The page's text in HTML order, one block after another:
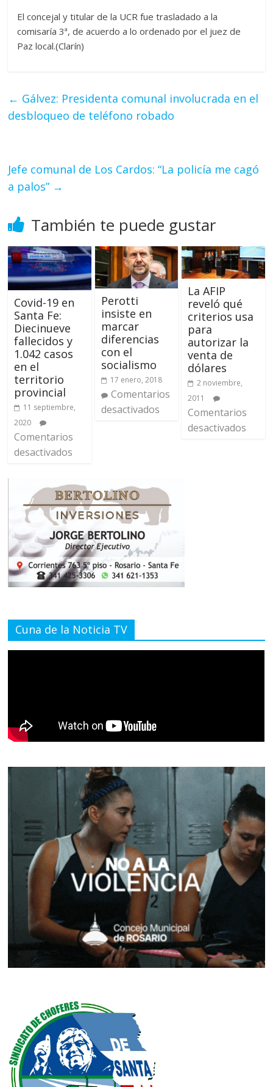
El concejal y titular de la UCR fue trasladado a la
comisaría 3ª, de acuerdo a lo ordenado por el juez de
Paz local.(Clarín)
← Gálvez: Presidenta comunal involucrada en el
desbloqueo de teléfono robado
Jefe comunal de Los Cardos: “La policía me cagó
a palos” →
También te puede gustar
Covid-19 en
Santa Fe:
Diecinueve
fallecidos y
1.042 casos
en el
territorio
provincial
11 septiembre,
2020
Comentarios
desactivados
Perotti
insiste en
marcar
diferencias
con el
socialismo
17 enero, 2018
Comentarios
desactivados
La AFIP
reveló qué
criterios usa
para
autorizar la
venta de
dólares
2 noviembre,
2011
Comentarios
desactivados
Cuna de la Noticia TV